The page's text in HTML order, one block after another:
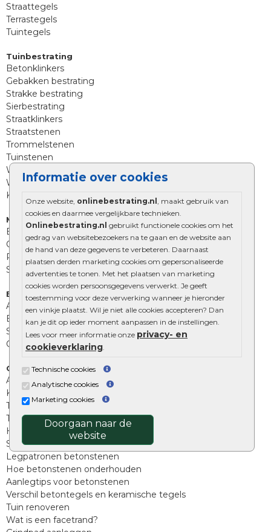
Informatie over cookies
Onze website, onlinebestrating.nl
, maakt gebruik van
cookies en daarmee vergelijkbare technieken.
Onlinebestrating.nl gebruikt functionele cookies om het
gedrag van websitebezoekers na te gaan en de website aan
de hand van deze gegevens te verbeteren. Daarnaast
plaatsen derden marketing cookies om gepersonaliseerde
advertenties te tonen. Met het plaatsen van marketing
cookies worden persoonsgegevens verwerkt. Je geeft
toestemming voor deze verwerking wanneer je hieronder
een vinkje plaatst. Wil je niet alle cookies accepteren? Dan
kan je dit op ieder moment aanpassen in de instellingen.
Lees voor meer informatie onze privacy- en
cookieverklaring
Technische cookies
Analytische cookies
Marketing cookies
Doorgaan naar de
website
Straattegels
Terrastegels
Tuintegels
Tuinbestrating
Betonklinkers
Gebakken bestrating
Strakke bestrating
Sierbestrating
Straatklinkers
Straatstenen
Trommelstenen
Tuinstenen
Waalformaat
Wildverband bestrating
Kingstones
Muurelementen
Betonbielzen
Opsluitbanden
Palissades
Stapelblokken
Extra benodigdheden
Afwatering en diversen
Beplantings en betonelementen
Split, grind en zand
Oprit tegels
Overig
Aanbiedingen
Kunstgras
Tuintegels outlet
Terrastegels leggen
Hoe richt ik een landelijke tuin in?
Sierbestrating schoonmaken
Legpatronen betonstenen
Hoe betonstenen onderhouden
Aanlegtips voor betonstenen
Verschil betontegels en keramische tegels
Tuin renoveren
Wat is een facetrand?